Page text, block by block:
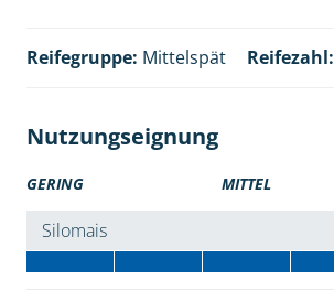
Reifegruppe: Mittelspät Reifezahl:
Nutzungseignung
GERING MITTEL
Silomais